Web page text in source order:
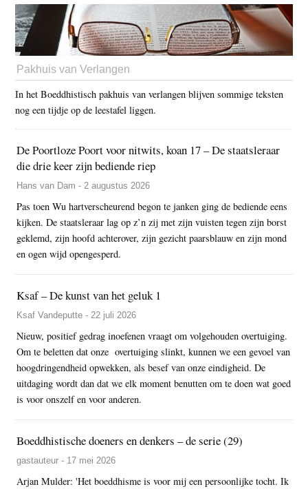
Pakhuis van Verlangen
In het Boeddhistisch pakhuis van verlangen blijven sommige teksten
nog een tijdje op de leestafel liggen.
De Poortloze Poort voor nitwits, koan 17 – De staatsleraar
die drie keer zijn bediende riep
Hans van Dam - 2 augustus 2026
Pas toen Wu hartverscheurend begon te janken ging de bediende eens
kijken. De staatsleraar lag op z’n zij met zijn vuisten tegen zijn borst
geklemd, zijn hoofd achterover, zijn gezicht paarsblauw en zijn mond
en ogen wijd opengesperd.
Ksaf – De kunst van het geluk 1
Ksaf Vandeputte - 22 juli 2026
Nieuw, positief gedrag inoefenen vraagt om volgehouden overtuiging.
Om te beletten dat onze overtuiging slinkt, kunnen we een gevoel van
hoogdringendheid opwekken, als besef van onze eindigheid. De
uitdaging wordt dan dat we elk moment benutten om te doen wat goed
is voor onszelf en voor anderen.
Boeddhistische doeners en denkers – de serie (29)
gastauteur - 17 mei 2026
Arjan Mulder: 'Het boeddhisme is voor mij een persoonlijke tocht. Ik